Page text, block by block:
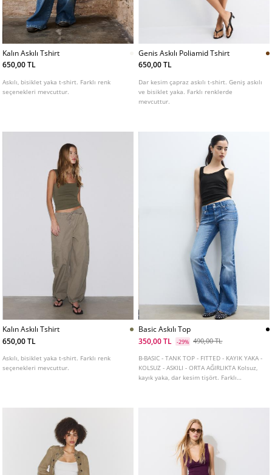
Kalın Askılı Tshirt
650,00 TL
Askılı, bisiklet yaka t-shirt. Farklı renk
seçenekleri mevcuttur.
Genis Askılı Poliamid Tshirt
650,00 TL
Dar kesim çapraz askılı t-shirt. Geniş askılı
ve bisiklet yaka. Farklı renklerde
mevcuttur.
Kalın Askılı Tshirt
650,00 TL
Askılı, bisiklet yaka t-shirt. Farklı renk
seçenekleri mevcuttur.
Basic Askılı Top
350,00 TL
-29% 490,00 TL
B-BASIC - TANK TOP - FITTED - KAYIK YAKA -
KOLSUZ - ASKILI - ORTA AĞIRLIKTA Kolsuz,
kayık yaka, dar kesim tişört. Farklı